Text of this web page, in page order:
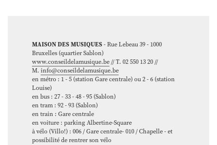
MAISON DES MUSIQUES- Rue Lebeau 39 - 1000
Bruxelles (quartier Sablon)
www.conseildelamusique.be// T. 02 550 13 20 //
M. info@conseildelamusique.be
en métro : 1 - 5 (station Gare centrale) ou 2 - 6 (station
Louise)
en bus : 27 - 33 - 48 - 95 (Sablon)
en tram : 92 - 93 (Sablon)
en train : Gare centrale
en voiture : parking Albertine-Square
à vélo (Villo!) : 006 / Gare centrale- 010 / Chapelle - et
possibilité de rentrer son vélo